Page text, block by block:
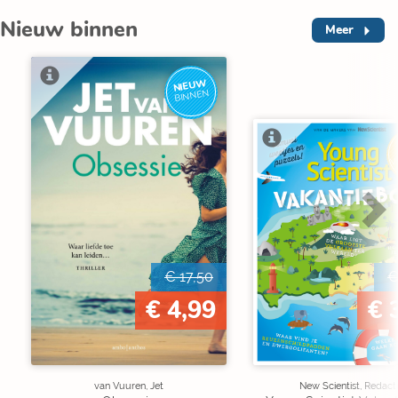
Nieuw binnen Meer
NIEUW
BINNEN
€ 17,50
€ 4,99
van Vuuren, Jet
€
New Scientist,